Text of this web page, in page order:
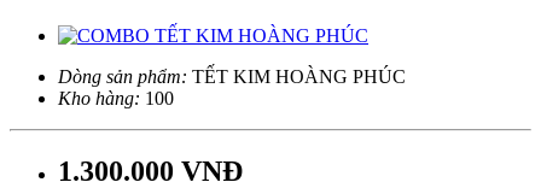
Dòng sản phẩm: TẾT KIM HOÀNG PHÚC
Kho hàng: 100
1.300.000 VNĐ